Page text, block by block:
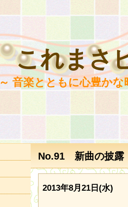
これまさ
～ 音楽とともに心豊か
No.91 新曲の披露
2013年8月21日(水)